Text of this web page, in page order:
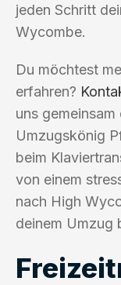
jeden Schritt
Wycombe.
Du möchtest
erfahren?
uns
Umzugskönig
beim
von einem
nach High
deinem Umzug